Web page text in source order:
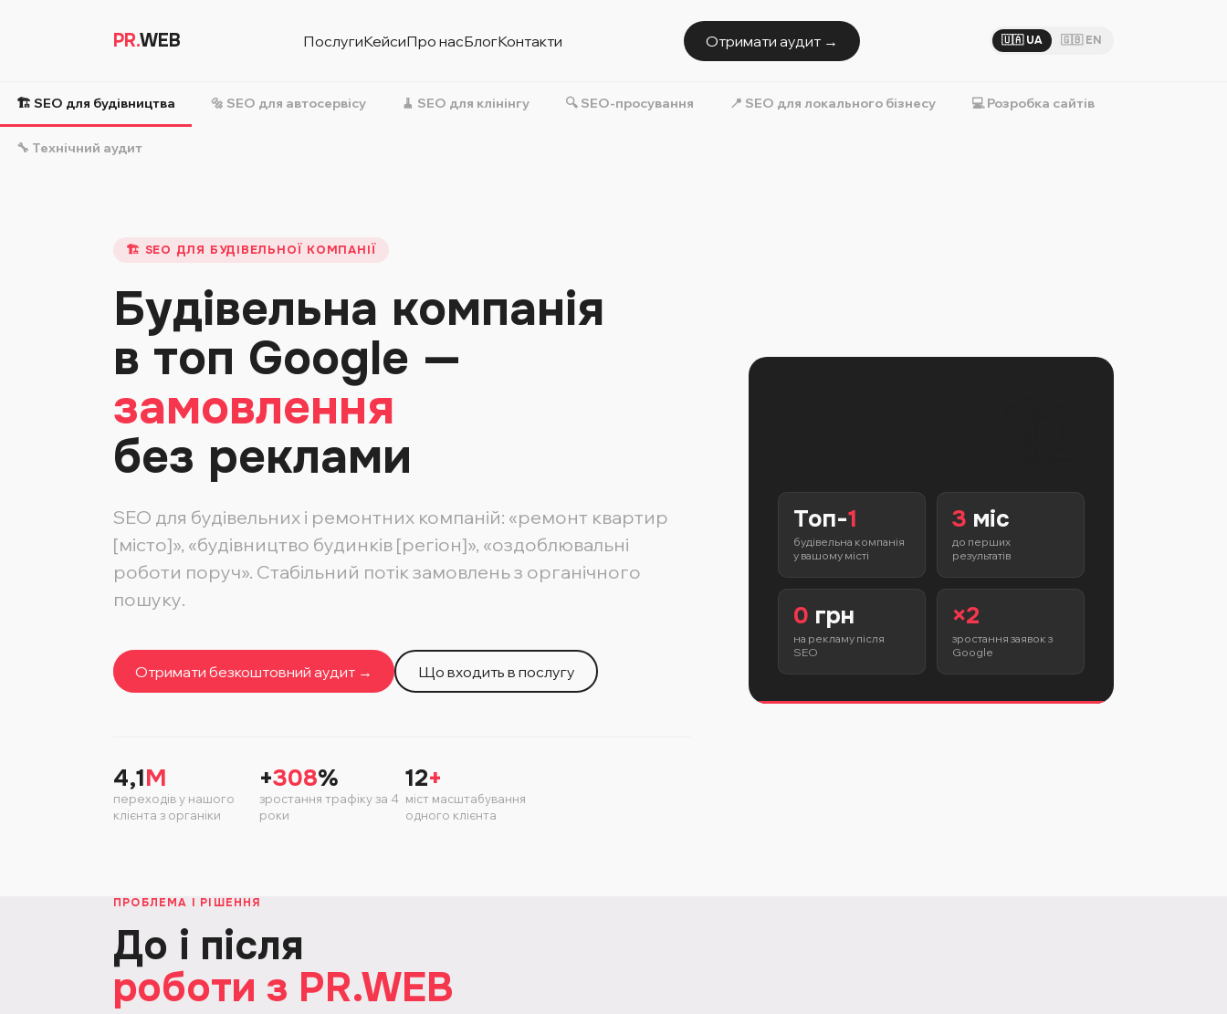
PR.WEB ПослугиКейсиПро насБлогКонтакти Отримати аудит → 🇺🇦 UA 🇬🇧 EN
🏗️ SEO для будівництва 🔩 SEO для автосервісу 🧹 SEO для клінінгу 🔍 SEO-просування 📍 SEO для локального бізнесу 💻 Розробка сайтів
🔧 Технічний аудит
🏗️ SEO ДЛЯ БУДІВЕЛЬНОЇ КОМПАНІЇ
Будівельна компанія
в топ Google —
замовлення
без реклами
SEO для будівельних і ремонтних компаній: «ремонт квартир
[місто]», «будівництво будинків [регіон]», «оздоблювальні
роботи поруч». Стабільний потік замовлень з органічного
пошуку.
Отримати безкоштовний аудит → Що входить в послугу
4,1M
переходів у нашого
клієнта з органіки
+308%
зростання трафіку за 4
роки
12+
міст масштабування
одного клієнта
Топ-1
будівельна компанія
у вашому місті
3 міс
до перших
результатів
0 грн
на рекламу після
SEO
×2
зростання заявок з
Google
ПРОБЛЕМА І РІШЕННЯ
До і після
роботи з PR.WEB